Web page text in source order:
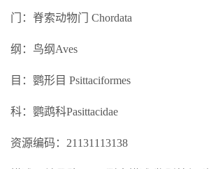
门：脊索动物门 Chordata
纲：鸟纲Aves
目：鹦形目 Psittaciformes
科：鹦鹉科Pasittacidae
资源编码：21131113138